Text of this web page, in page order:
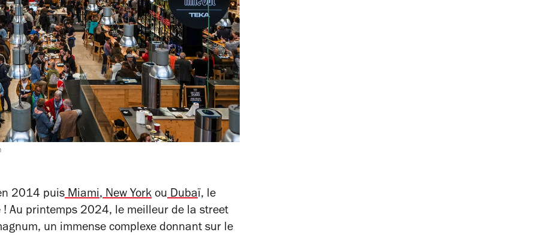
2014 puis Miami, New York ou Dubaï, le
! Au printemps 2024, le meilleur de la street
un immense complexe donnant sur le